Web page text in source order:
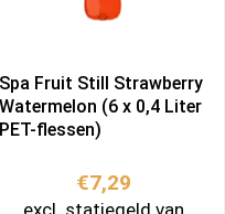
Spa Fruit Still Strawberry
Watermelon (6 x 0,4 Liter
PET-flessen)
€7,29